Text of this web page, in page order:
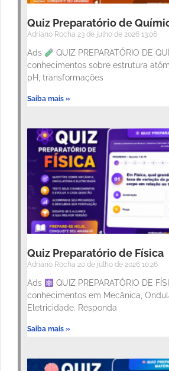
Quiz Preparatório de
Adriano Rocha 23 de julho de 2026 13:06
Ads
QUIZ PREPARATÓRIO DE
conhecimentos sobre estrutura
pH, transformações
Saiba mais »
Quiz Preparatório de Física
Adriano Rocha 20 de julho de 2026 10:26
Ads
QUIZ PREPARATÓRIO DE
conhecimentos em Mecânica,
Eletricidade. Responda
Saiba mais »